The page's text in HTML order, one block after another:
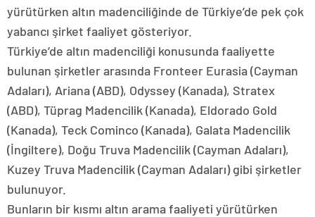
yürütürken altın madenciliğinde de Türkiye’de pek çok
yabancı şirket faaliyet gösteriyor.
Türkiye’de altın madenciliği konusunda faaliyette
bulunan şirketler arasında Fronteer Eurasia (Cayman
Adaları), Ariana (ABD), Odyssey (Kanada), Stratex
(ABD), Tüprag Madencilik (Kanada), Eldorado Gold
(Kanada), Teck Cominco (Kanada), Galata Madencilik
(İngiltere), Doğu Truva Madencilik (Cayman Adaları),
Kuzey Truva Madencilik (Cayman Adaları) gibi şirketler
bulunuyor.
Bunların bir kısmı altın arama faaliyeti yürütürken